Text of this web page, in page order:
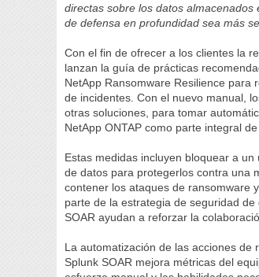
directas sobre los datos
de defensa en profundidad sea más
Con el fin de ofrecer a los clientes la
lanzan la guía de prácticas
NetApp Ransomware Resilience para
de incidentes. Con el nuevo manual,
otras soluciones, para tomar
NetApp ONTAP como parte integral
Estas medidas incluyen bloquear a
de datos para protegerlos contra una
contener los ataques de ransomware
parte de la estrategia de seguridad
SOAR ayudan a reforzar la
La automatización de las acciones
Splunk SOAR mejora métricas del